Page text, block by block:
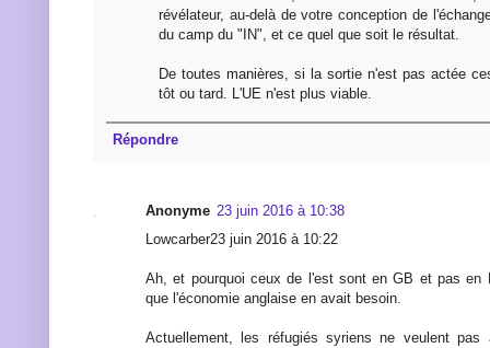
révélateur, au-delà de votre conception de
du camp du "IN", et ce quel que soit le résultat.
De toutes manières, si la sortie n'est pas actée
tôt ou tard. L'UE n'est plus viable.
Répondre
Anonyme 23 juin 2016 à 10:38
Lowcarber23 juin 2016 à 10:22
Ah, et pourquoi ceux de l'est sont en GB et pas en
que l'économie anglaise en avait besoin.
Actuellement, les réfugiés syriens ne veulent